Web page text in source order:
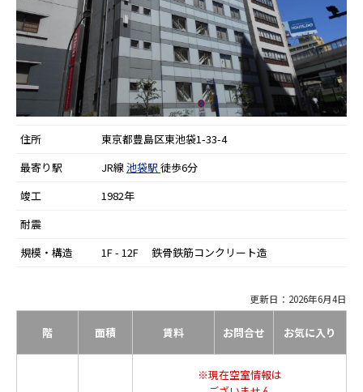
住所
東京都豊島区東池袋1-33-4
最寄り駅
JR線池袋駅 徒歩6分
竣工
1982年
耐震
規模・構造
1F - 12F 鉄骨鉄筋コンクリート造
更新日：2026年6月4日
階 面積 賃料 お問合せ お気に入り
※現在空室情報は